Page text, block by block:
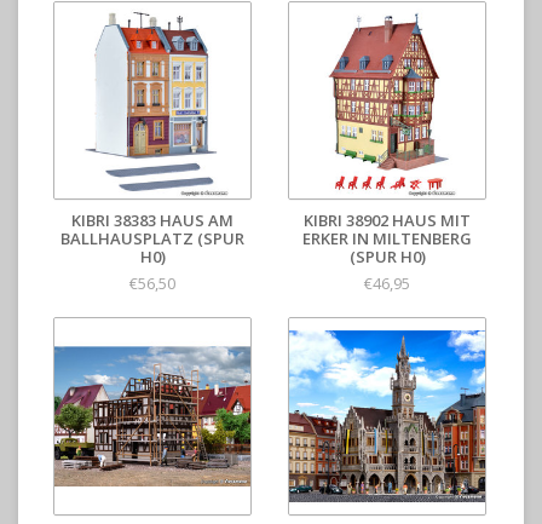
KIBRI 38383 HAUS AM
BALLHAUSPLATZ (SPUR
H0)
€56,50
KIBRI 38902 HAUS MIT
ERKER IN MILTENBERG
(SPUR H0)
€46,95